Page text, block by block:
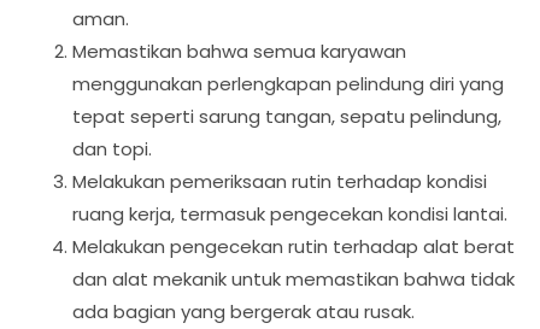
aman.
Memastikan bahwa semua karyawan
menggunakan perlengkapan pelindung diri yang
tepat seperti sarung tangan, sepatu pelindung,
dan topi.
Melakukan pemeriksaan rutin terhadap kondisi
ruang kerja, termasuk pengecekan kondisi lantai.
Melakukan pengecekan rutin terhadap alat berat
dan alat mekanik untuk memastikan bahwa tidak
ada bagian yang bergerak atau rusak.